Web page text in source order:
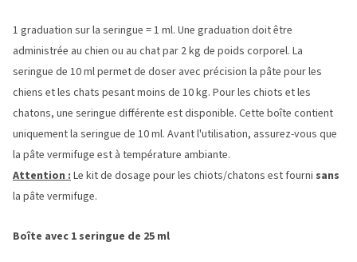
1 graduation sur la seringue = 1 ml. Une graduation doit être
administrée au chien ou au chat par 2 kg de poids corporel. La
seringue de 10 ml permet de doser avec précision la pâte pour les
chiens et les chats pesant moins de 10 kg. Pour les chiots et les
chatons, une seringue différente est disponible. Cette boîte contient
uniquement la seringue de 10 ml. Avant l'utilisation, assurez-vous que
la pâte vermifuge est à température ambiante.
Attention : Le kit de dosage pour les chiots/chatons est fourni sans
la pâte vermifuge.
Boîte avec 1 seringue de 25 ml